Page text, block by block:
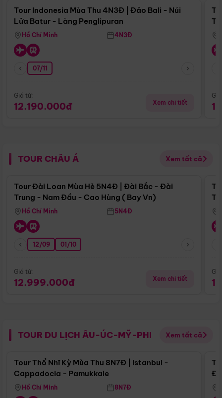
Tour Indonesia Mùa Thu 4N3Đ | Đảo Bali - Núi
Lửa Batur - Làng Penglipuran
Hồ Chí Minh 4N3Đ
07/11
Giá từ:
12.190.000đ Xem chi tiết
TOUR CHÂU Á Xem tất cả
Điểm nổi bật
Tour Đài Loan Mùa Hè 5N4Đ | Đài Bắc - Đài
Trung - Nam Đầu - Cao Hùng ( Bay Vn)
Hồ Chí Minh 5N4Đ
12/09 01/10
Giá từ:
12.999.000đ Xem chi tiết
TOUR DU LỊCH ÂU-ÚC-MỸ-PHI Xem tất cả
Điểm nổi bật
Tour Thổ Nhĩ Kỳ Mùa Thu 8N7Đ | Istanbul -
Cappadocia - Pamukkale
Hồ Chí Minh 8N7Đ